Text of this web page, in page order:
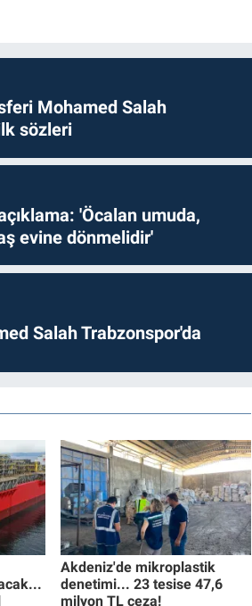
Mohamed Salah
sözleri
'Öcalan umuda,
evine dönmelidir'
Salah Trabzonspor'da
Akdeniz'de mikroplastik
denetimi... 23 tesise 47,6
milyon TL ceza!